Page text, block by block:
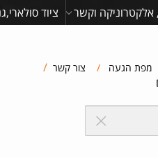
מפת הגעה / צור קשר /
אלקטרוניקה וקשר ציוד